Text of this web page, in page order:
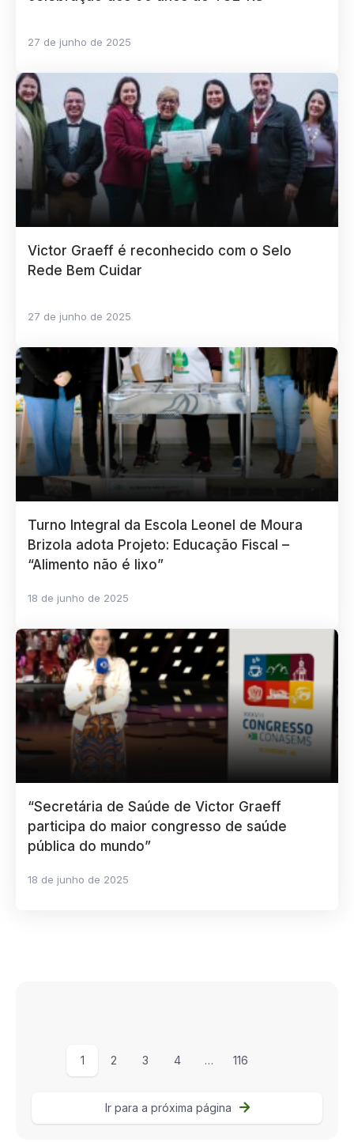
27 de junho de 2025
Victor Graeff é reconhecido com o Selo
Rede Bem Cuidar
27 de junho de 2025
Turno Integral da Escola Leonel de Moura
Brizola adota Projeto: Educação Fiscal –
“Alimento não é lixo”
18 de junho de 2025
“Secretária de Saúde de Victor Graeff
participa do maior congresso de saúde
pública do mundo”
18 de junho de 2025
1 2 3 4 … 116
Ir para a próxima página